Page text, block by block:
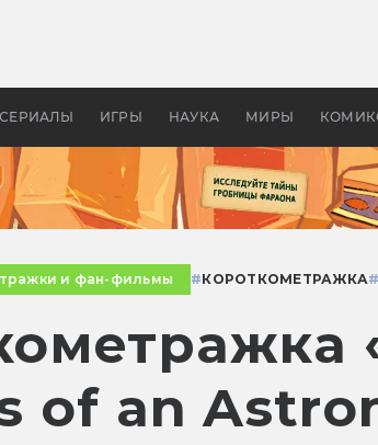
СЕРИАЛЫ ИГРЫ НАУКА МИРЫ
бы «Властелина колец»
и фан-фильмы #КОРОТКОМЕТРАЖКА#
of an